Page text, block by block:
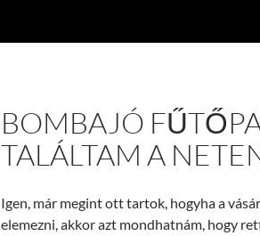
BOMBAJÓ
TALÁLTAM A
Igen, már megint ott tartok, hogyha a
elemezni, akkor azt mondhatnám, hogy